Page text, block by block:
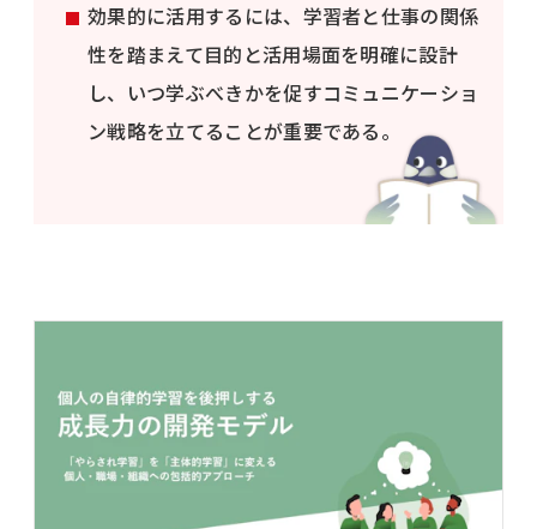
効果的に活用するには、学習者と仕事の関係
性を踏まえて目的と活用場面を明確に設計
し、いつ学ぶべきかを促すコミュニケーショ
ン戦略を立てることが重要である。